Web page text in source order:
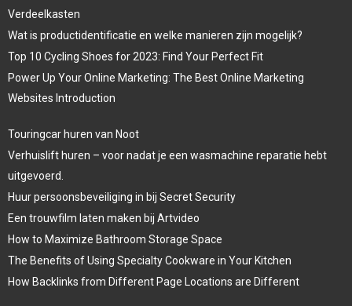
Verdeelkasten
Wat is productidentificatie en welke manieren zijn mogelijk?
Top 10 Cycling Shoes for 2023: Find Your Perfect Fit
Power Up Your Online Marketing: The Best Online Marketing
Websites Introduction
Touringcar huren van Noot
Verhuislift huren – voor nadat je een wasmachine reparatie hebt
uitgevoerd.
Huur persoonsbeveiliging in bij Secret Security
Een trouwfilm laten maken bij Artvideo
How to Maximize Bathroom Storage Space
The Benefits of Using Specialty Cookware in Your Kitchen
How Backlinks from Different Page Locations are Different